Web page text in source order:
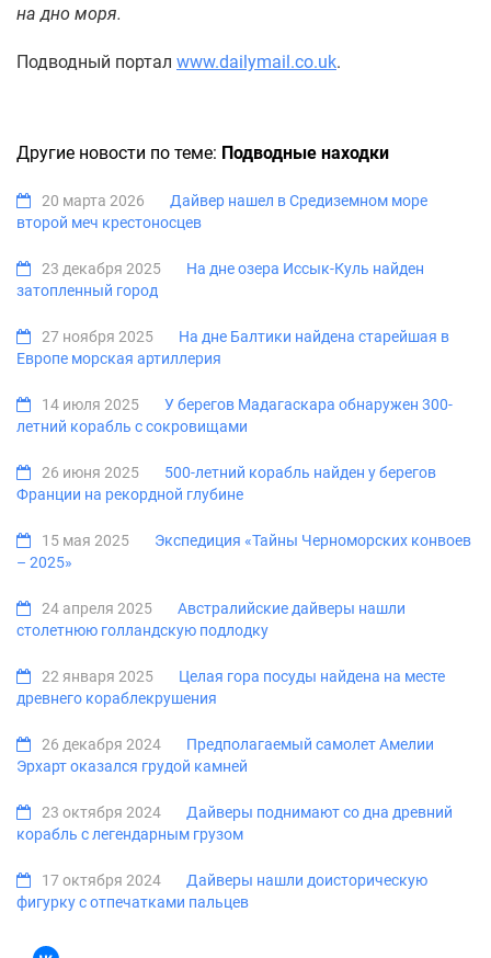
на дно моря.
Подводный портал www.dailymail.co.uk.
Другие новости по теме: Подводные находки
20 марта 2026
Дайвер нашел в Средиземном море
второй меч крестоносцев
23 декабря 2025
На дне озера Иссык-Куль найден
затопленный город
27 ноября 2025
На дне Балтики найдена старейшая в
Европе морская артиллерия
14 июля 2025
У берегов Мадагаскара обнаружен 300-
летний корабль с сокровищами
26 июня 2025
500-летний корабль найден у берегов
Франции на рекордной глубине
15 мая 2025
Экспедиция «Тайны Черноморских конвоев
– 2025»
24 апреля 2025
Австралийские дайверы нашли
столетнюю голландскую подлодку
22 января 2025
Целая гора посуды найдена на месте
древнего кораблекрушения
26 декабря 2024
Предполагаемый самолет Амелии
Эрхарт оказался грудой камней
23 октября 2024
Дайверы поднимают со дна древний
корабль с легендарным грузом
17 октября 2024
Дайверы нашли доисторическую
фигурку с отпечатками пальцев